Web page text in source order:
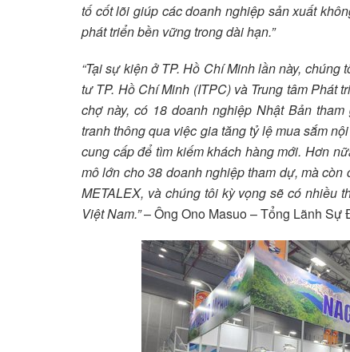
tố cốt lõi giúp các doanh nghiệp sản xuất
phát triển bền vững trong dài hạn.”
“Tại sự kiện ở TP. Hồ Chí Minh lần này,
tư TP. Hồ Chí Minh (ITPC) và Trung tâm Phát
chợ này, có 18 doanh nghiệp Nhật Bản
tranh thông qua việc gia tăng tỷ lệ mua sắm
cung cấp để tìm kiếm khách hàng mới. Hơn
mô lớn cho 38 doanh nghiệp tham dự, mà
METALEX, và chúng tôi kỳ vọng sẽ có nhiều
Việt Nam.”– Ông Ono Masuo – Tổng Lãnh Sự